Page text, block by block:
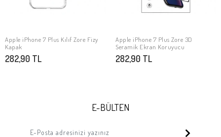
SEPETE EKLE
Apple iPhone 7 Plus Kılıf Zore Fizy
Kapak
282,90 TL
SEPETE EKLE
Apple iPhone 7 Plus Zore 3D
Seramik Ekran Koruyucu
282,90 TL
E-BÜLTEN